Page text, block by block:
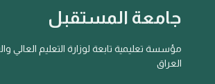
جامعة المستقبل
مؤسسة تعليمية تابعة لوزارة التعليم العالي
العراق